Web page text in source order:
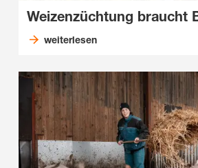
Weizenzüchtung braucht
weiterlesen